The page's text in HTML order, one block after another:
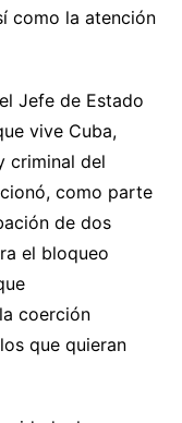
como la atención
Jefe de Estado
vive Cuba,
criminal del
como parte
de dos
el bloqueo
coerción
que quieran